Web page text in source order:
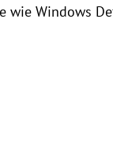
wie Windows